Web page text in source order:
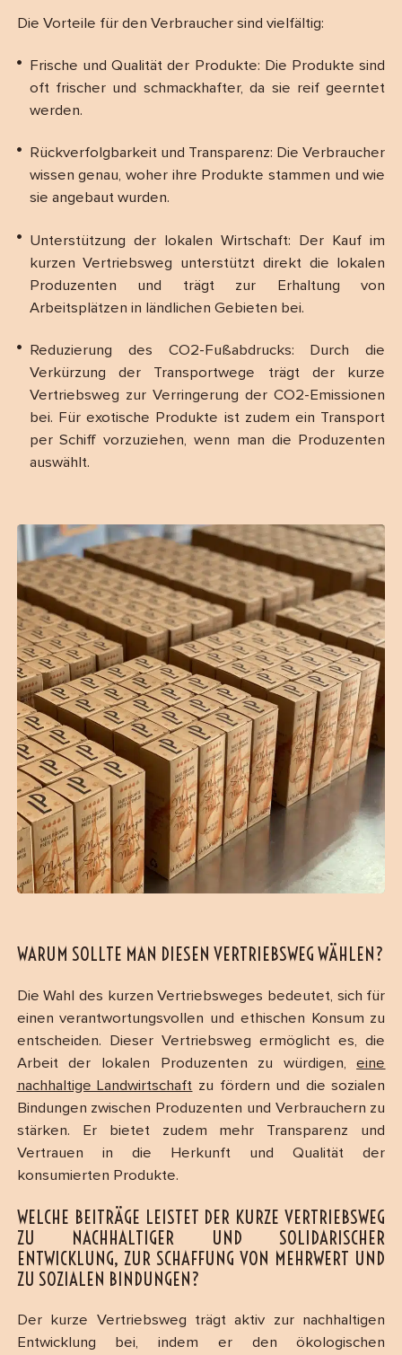
Die Vorteile für den Verbraucher sind vielfältig:
Frische und Qualität der Produkte: Die Produkte sind
oft frischer und schmackhafter, da sie reif geerntet
werden.
Rückverfolgbarkeit und Transparenz: Die Verbraucher
wissen genau, woher ihre Produkte stammen und wie
sie angebaut wurden.
Unterstützung der lokalen Wirtschaft: Der Kauf im
kurzen Vertriebsweg unterstützt direkt die lokalen
Produzenten und trägt zur Erhaltung von
Arbeitsplätzen in ländlichen Gebieten bei.
Reduzierung des CO2-Fußabdrucks: Durch die
Verkürzung der Transportwege trägt der kurze
Vertriebsweg zur Verringerung der CO2-Emissionen
bei. Für exotische Produkte ist zudem ein Transport
per Schiff vorzuziehen, wenn man die Produzenten
auswählt.
WARUM SOLLTE MAN DIESEN VERTRIEBSWEG WÄHLEN?
Die Wahl des kurzen Vertriebsweges bedeutet, sich für
einen verantwortungsvollen und ethischen Konsum zu
entscheiden. Dieser Vertriebsweg ermöglicht es, die
Arbeit der lokalen Produzenten zu würdigen,eine
nachhaltige Landwirtschaft zu fördern und die sozialen
Bindungen zwischen Produzenten und Verbrauchern zu
stärken. Er bietet zudem mehr Transparenz und
Vertrauen in die Herkunft und Qualität der
konsumierten Produkte.
WELCHE BEITRÄGE LEISTET DER KURZE VERTRIEBSWEG
ZU NACHHALTIGER UND SOLIDARISCHER
ENTWICKLUNG, ZUR SCHAFFUNG VON MEHRWERT UND
ZU SOZIALEN BINDUNGEN?
Der kurze Vertriebsweg trägt aktiv zur nachhaltigen
Entwicklung bei, indem er den ökologischen